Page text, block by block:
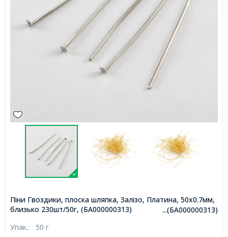
...(БА000000313)
Піни Гвоздики, плоска шляпка, Залізо, Платина, 50х0.7мм,
близько 230шт/50г, (БА000000313)
Упак.: 50 г